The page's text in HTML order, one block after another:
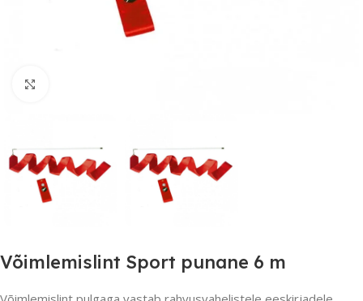
Võimlemislint Sport punane 6 m